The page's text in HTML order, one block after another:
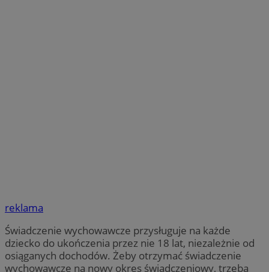
reklama
Świadczenie wychowawcze przysługuje na każde
dziecko do ukończenia przez nie 18 lat, niezależnie od
osiąganych dochodów. Żeby otrzymać świadczenie
wychowawcze na nowy okres świadczeniowy, trzeba